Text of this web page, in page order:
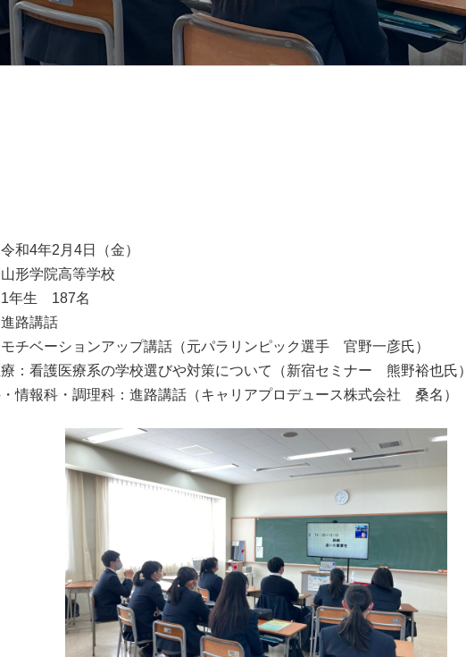
令和4年2月4日（金）
山形学院高等学校
1年生 187名
進路講話
チベーションアップ講話（元パラリンピック選手 官野一彦氏）
：看護医療系の学校選びや対策について（新宿セミナー 熊野裕也氏）
情報科・調理科：進路講話（キャリアプロデュース株式会社 桑名）